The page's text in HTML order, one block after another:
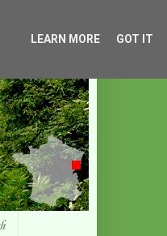
LEARN MORE GOT IT